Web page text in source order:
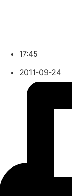
17:45
2011-09-24